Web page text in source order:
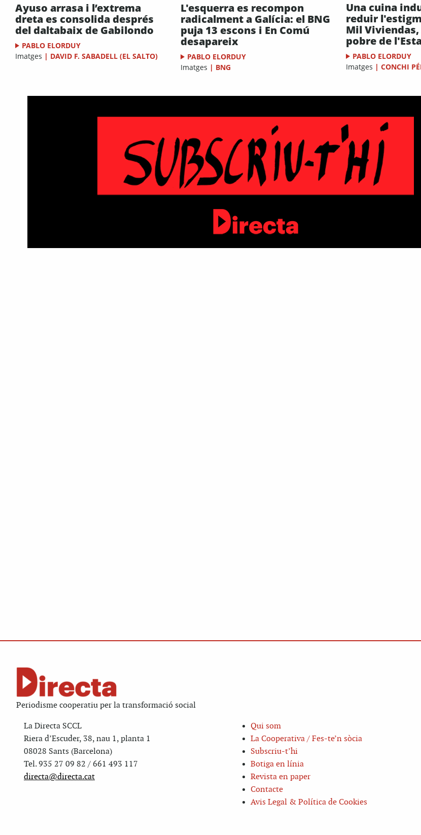
Ayuso arrasa i l’extrema
dreta es consolida després
del daltabaix de Gabilondo
PABLO ELORDUY
Imatges | DAVID F. SABADELL (EL SALTO)
L'esquerra es recompon
radicalment a Galícia: el BNG
puja 13 escons i En Comú
desapareix
PABLO ELORDUY
Imatges | BNG
Una cuina
reduir
Mil
pobre de
PABLO ELORDUY
Imatges | CONCHI
Periodisme cooperatiu per la transformació social
La Directa SCCL
Riera d’Escuder, 38, nau 1, planta 1
08028 Sants (Barcelona)
Tel. 935 27 09 82 / 661 493 117
directa@directa.cat
Qui som
La Cooperativa / Fes-te’n sòcia
Subscriu-t’hi
Botiga en línia
Revista en paper
Contacte
Avis Legal & Política de Cookies